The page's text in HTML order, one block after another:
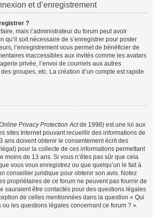
et d’enregistrement
?
mais l’administrateur du forum peut avoir
qu’il soit nécessaire de s’enregistrer pour poster
l’enregistrement vous permet de bénéficier de
inaccessibles aux invités comme les avatars
privée, l’envoi de courriels aux autres
groupes, etc. La création d’un compte est rapide
Privacy Protection Actde 1998) est une loi aux
sites Internet pouvant recueillir des informations de
ans doivent obtenir le consentement écrit des
pour la collecte de ces informations permettant
moins de 13 ans. Si vous n’êtes pas sûr que cela
vous vous enregistrez ou que quelqu’un le fait à
conseiller juridique pour obtenir son avis. Notez
propriétaires de ce forum ne peuvent pas fournir de
sauraient être contactés pour des questions légales
de celles mentionnées dans la question « Qui
ou les questions légales concernant ce forum ? ».